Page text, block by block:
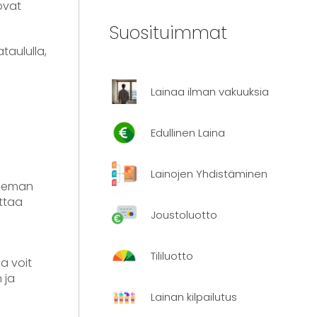
voit
ja
Suosituimmat
Lainaa ilman vakuuksia
Edullinen Laina
Lainojen Yhdistäminen
Joustoluotto
Tililuotto
Lainan kilpailutus